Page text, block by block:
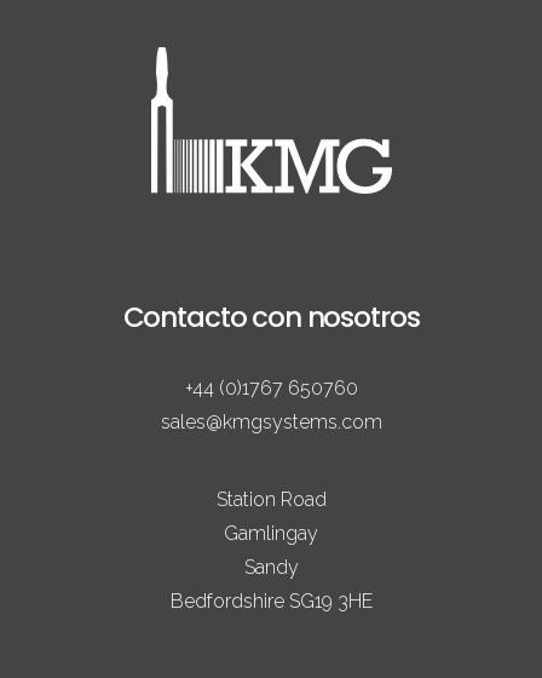
Contacto con nosotros
+44 (0)1767 650760
sales@kmgsystems.com
Station Road
Gamlingay
Sandy
Bedfordshire SG19 3HE